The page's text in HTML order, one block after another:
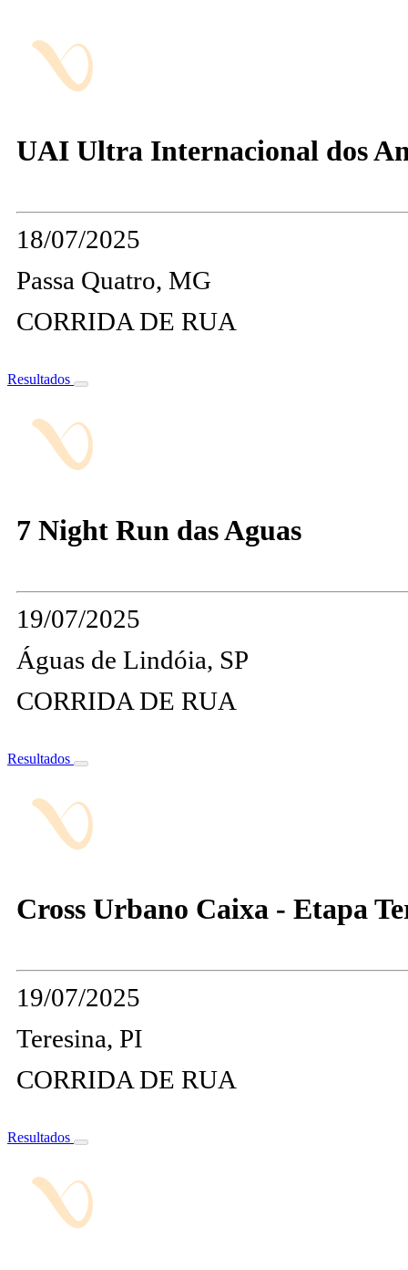
UAI Ultra Internacional dos
18/07/2025
Passa Quatro, MG
CORRIDA DE RUA
Resultados
7 Night Run das Aguas
19/07/2025
Águas de Lindóia, SP
CORRIDA DE RUA
Resultados
Cross Urbano Caixa - Etapa
19/07/2025
Teresina, PI
CORRIDA DE RUA
Resultados